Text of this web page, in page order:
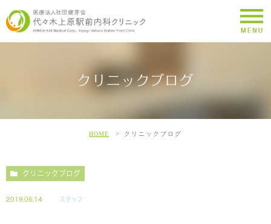
クリニックブログ
HOME クリニックブログ
クリニックブログ
2019.06.14 スタッフ